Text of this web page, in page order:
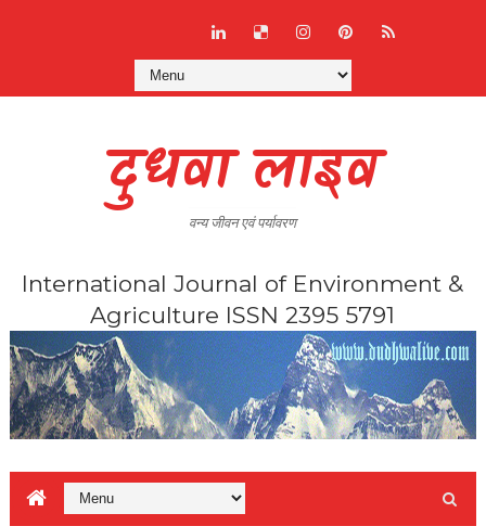
दुधवा लाइव
वन्य जीवन एवं पर्यावरण
International Journal of Environment &
Agriculture ISSN 2395 5791